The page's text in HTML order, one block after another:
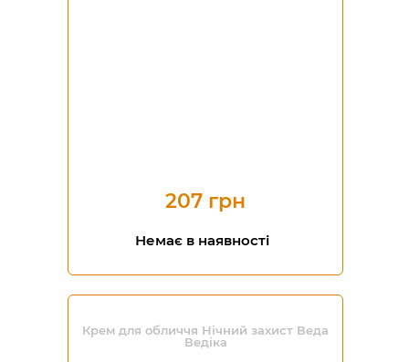
207 грн
Немає в наявності
Крем для обличчя Нічний захист Веда
Ведіка